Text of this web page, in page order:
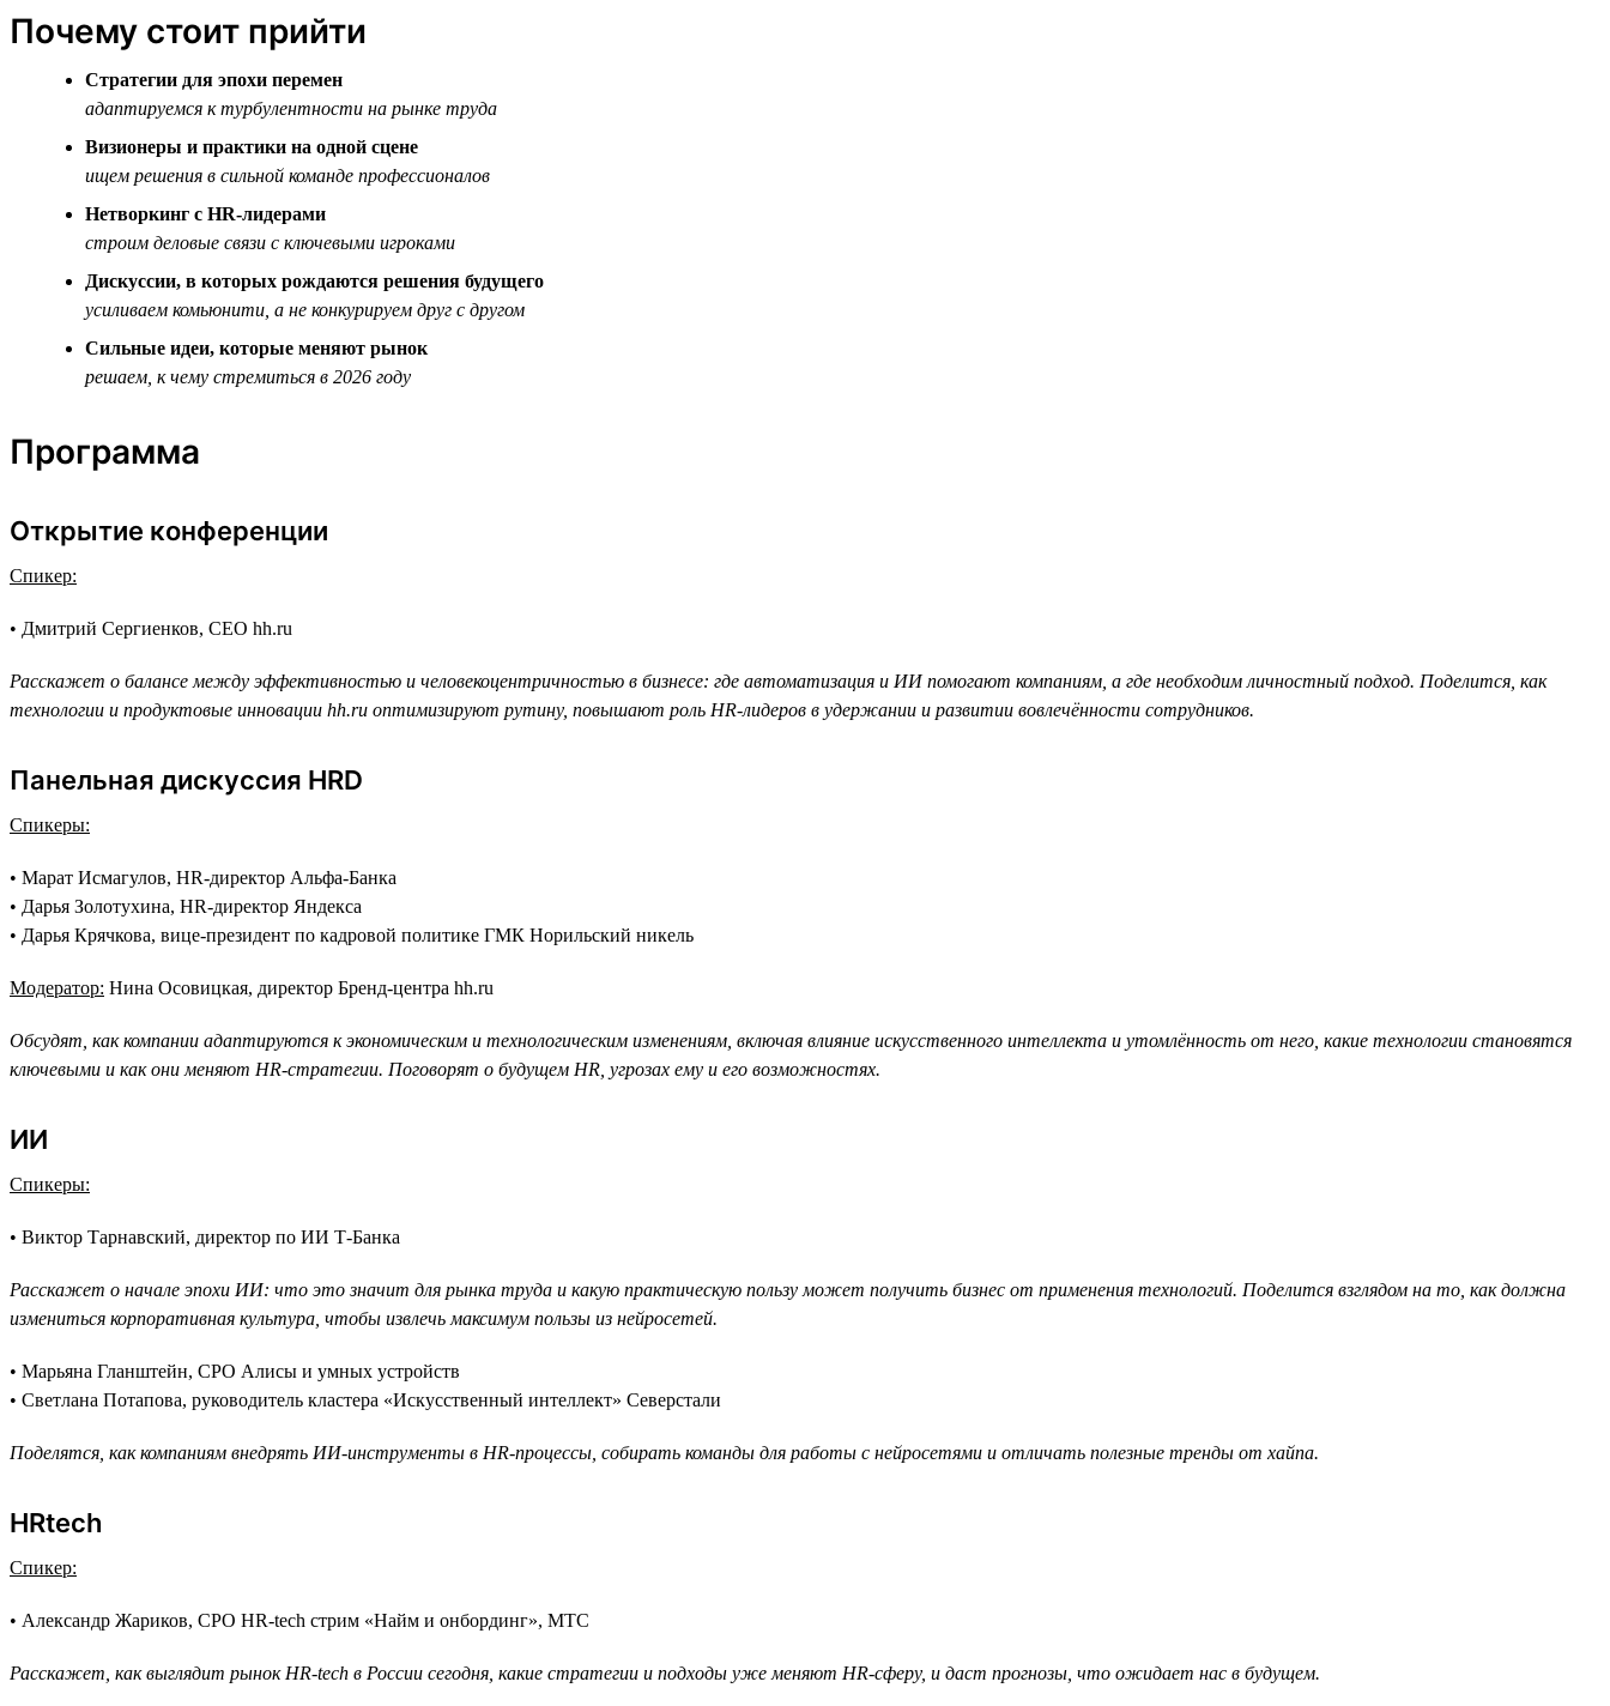
Почему стоит прийти
Стратегии для эпохи перемен
адаптируемся к турбулентности на рынке труда
Визионеры и практики на одной сцене
ищем решения в сильной команде профессионалов
Нетворкинг с HR-лидерами
строим деловые связи с ключевыми игроками
Дискуссии, в которых рождаются решения будущего
усиливаем комьюнити, а не конкурируем друг с другом
Сильные идеи, которые меняют рынок
решаем, к чему стремиться в 2026 году
Программа
Открытие конференции
Спикер:
• Дмитрий Сергиенков, CEO hh.ru
Расскажет о балансе между эффективностью и человекоцентричностью в бизнесе: где автоматизация и ИИ помогают компаниям, а где необходим личностный подход. Поделится, как
технологии и продуктовые инновации hh.ru оптимизируют рутину, повышают роль HR-лидеров в удержании и развитии вовлечённости сотрудников.
Панельная дискуссия HRD
Спикеры:
• Марат Исмагулов, HR-директор Альфа-Банка
• Дарья Золотухина, HR-директор Яндекса
• Дарья Крячкова, вице-президент по кадровой политике ГМК Норильский никель
Модератор: Нина Осовицкая, директор Бренд-центра hh.ru
Обсудят, как компании адаптируются к экономическим и технологическим изменениям, включая влияние искусственного интеллекта и утомлённость от него, какие технологии становятся
ключевыми и как они меняют HR-стратегии. Поговорят о будущем HR, угрозах ему и его возможностях.
ИИ
Спикеры:
• Виктор Тарнавский, директор по ИИ Т-Банка
Расскажет о начале эпохи ИИ: что это значит для рынка труда и какую практическую пользу может получить бизнес от применения технологий. Поделится взглядом на то, как должна
измениться корпоративная культура, чтобы извлечь максимум пользы из нейросетей.
• Марьяна Гланштейн, CPO Алисы и умных устройств
• Светлана Потапова, руководитель кластера «Искусственный интеллект» Северстали
Поделятся, как компаниям внедрять ИИ-инструменты в HR-процессы, собирать команды для работы с нейросетями и отличать полезные тренды от хайпа.
HRtech
Спикер:
• Александр Жариков, CPO HR-tech стрим «Найм и онбординг», МТС
Расскажет, как выглядит рынок HR-tech в России сегодня, какие стратегии и подходы уже меняют HR-сферу, и даст прогнозы, что ожидает нас в будущем.